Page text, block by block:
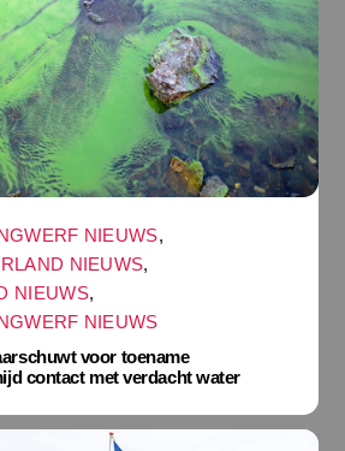
NIEUWS,
NIEUWS,
NIEUWS,
NIEUWS
voor toename
contact met verdacht water